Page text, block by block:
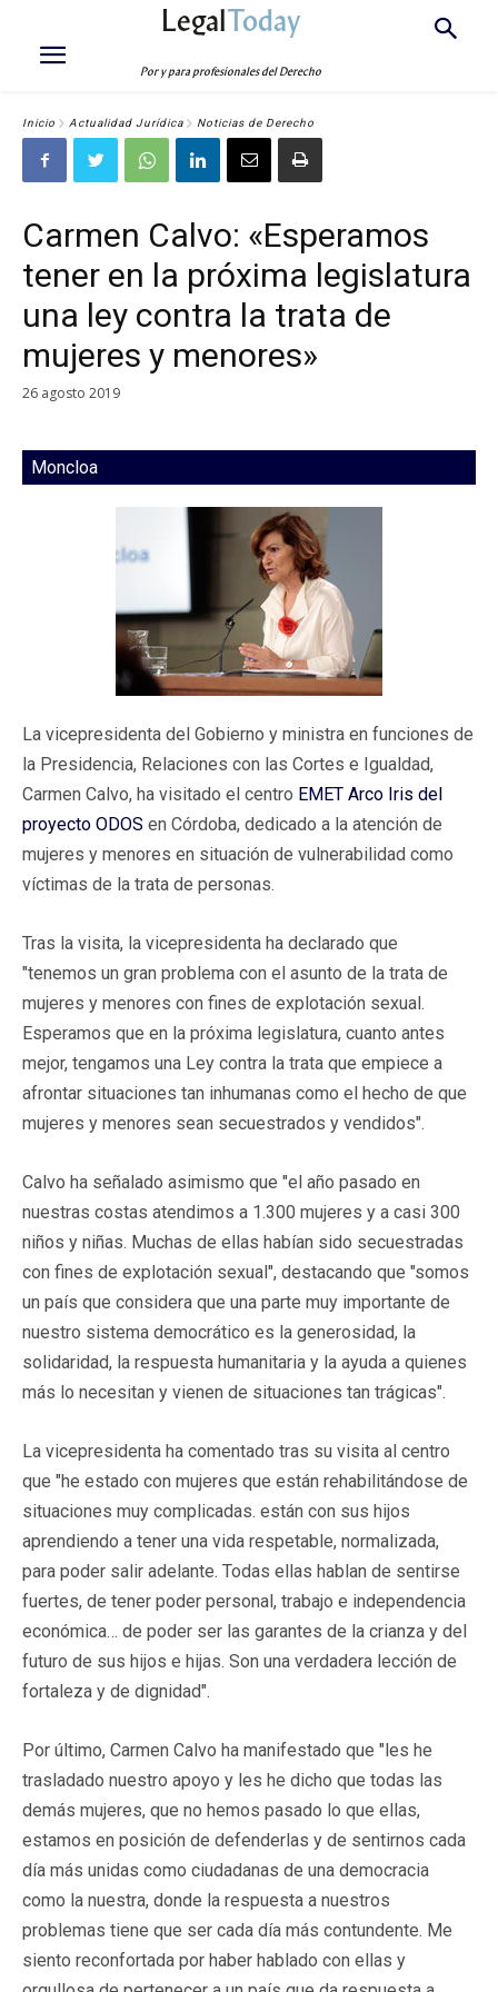
LegalToday
Por y para profesionales del Derecho
Inicio Actualidad Jurídica Noticias de Derecho
Carmen Calvo: «Esperamos
tener en la próxima legislatura
una ley contra la trata de
mujeres y menores»
26 agosto 2019
Moncloa
La vicepresidenta del Gobierno y ministra en funciones de
la Presidencia, Relaciones con las Cortes e Igualdad,
Carmen Calvo, ha visitado el centro EMET Arco Iris del
proyecto ODOS en Córdoba, dedicado a la atención de
mujeres y menores en situación de vulnerabilidad como
víctimas de la trata de personas.
Tras la visita, la vicepresidenta ha declarado que
"tenemos un gran problema con el asunto de la trata de
mujeres y menores con fines de explotación sexual.
Esperamos que en la próxima legislatura, cuanto antes
mejor, tengamos una Ley contra la trata que empiece a
afrontar situaciones tan inhumanas como el hecho de que
mujeres y menores sean secuestrados y vendidos".
Calvo ha señalado asimismo que "el año pasado en
nuestras costas atendimos a 1.300 mujeres y a casi 300
niños y niñas. Muchas de ellas habían sido secuestradas
con fines de explotación sexual", destacando que "somos
un país que considera que una parte muy importante de
nuestro sistema democrático es la generosidad, la
solidaridad, la respuesta humanitaria y la ayuda a quienes
más lo necesitan y vienen de situaciones tan trágicas".
La vicepresidenta ha comentado tras su visita al centro
que "he estado con mujeres que están rehabilitándose de
situaciones muy complicadas. están con sus hijos
aprendiendo a tener una vida respetable, normalizada,
para poder salir adelante. Todas ellas hablan de sentirse
fuertes, de tener poder personal, trabajo e independencia
económica… de poder ser las garantes de la crianza y del
futuro de sus hijos e hijas. Son una verdadera lección de
fortaleza y de dignidad".
Por último, Carmen Calvo ha manifestado que "les he
trasladado nuestro apoyo y les he dicho que todas las
demás mujeres, que no hemos pasado lo que ellas,
estamos en posición de defenderlas y de sentirnos cada
día más unidas como ciudadanas de una democracia
como la nuestra, donde la respuesta a nuestros
problemas tiene que ser cada día más contundente. Me
siento reconfortada por haber hablado con ellas y